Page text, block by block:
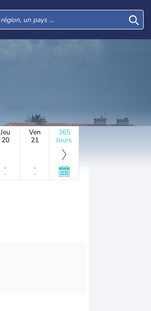
Jeu
20
-
-
Ven
21
-
-
365
Jours